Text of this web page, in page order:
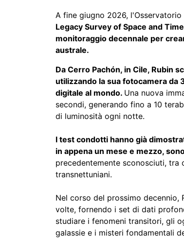
A fine giugno 2026,
Legacy Survey of Space and
monitoraggio decennale per
australe.​​​
Da Cerro Pachón, in Cile, Rubin
utilizzando la sua fotocamera da
digitale al mondo. Una nuova
secondi, generando fino a 10
di luminosità ogni notte.
I test condotti hanno già
in appena un mese e mezzo,
precedentemente sconosciuti,
transnettuniani.
Nel corso del prossimo
volte, fornendo i set di dati
studiare i fenomeni transitori, gli
galassie e i misteri fondamentali